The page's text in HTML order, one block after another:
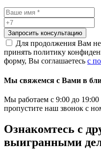
Запросить консультацию
Для продолжения Вам
принять политику
форму, Вы соглашаетесь с
Мы свяжемся с Вами в
Мы работаем с 9:00 до
пропустите наш звонок с
Ознакомтесь c
выигранными